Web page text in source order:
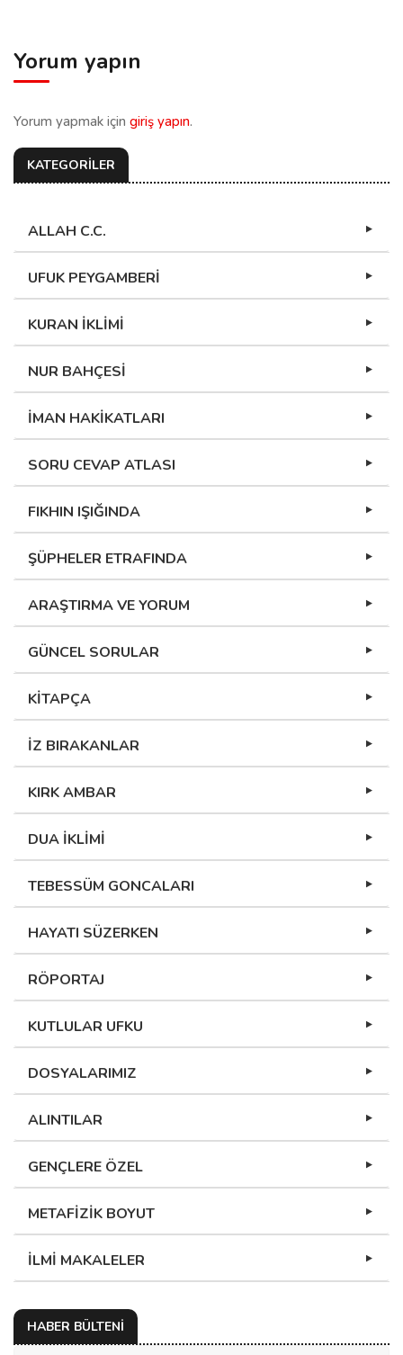
Yorum yapın
Yorum yapmak için giriş yapın.
KATEGORİLER
ALLAH C.C.
UFUK PEYGAMBERİ
KURAN İKLİMİ
NUR BAHÇESİ
İMAN HAKİKATLARI
SORU CEVAP ATLASI
FIKHIN IŞIĞINDA
ŞÜPHELER ETRAFINDA
ARAŞTIRMA VE YORUM
GÜNCEL SORULAR
KİTAPÇA
İZ BIRAKANLAR
KIRK AMBAR
DUA İKLİMİ
TEBESSÜM GONCALARI
HAYATI SÜZERKEN
RÖPORTAJ
KUTLULAR UFKU
DOSYALARIMIZ
ALINTILAR
GENÇLERE ÖZEL
METAFİZİK BOYUT
İLMİ MAKALELER
HABER BÜLTENİ